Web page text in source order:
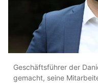
Geschäftsführer der
gemacht, seine